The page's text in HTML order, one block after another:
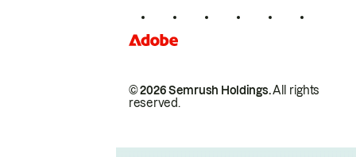
© 2026 Semrush Holdings.All rights
reserved.